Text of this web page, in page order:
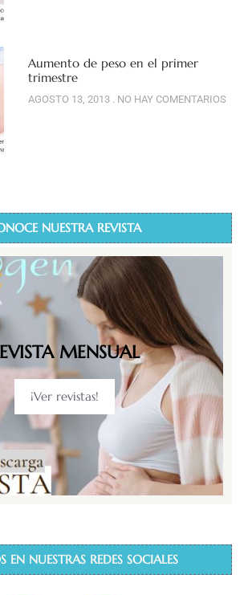
Aumento de peso en el primer
trimestre
AGOSTO 13, 2013 NO HAY COMENTARIOS
NUESTRA REVISTA
MENSUAL
¡Ver revistas!
EN NUESTRAS REDES SOCIALES